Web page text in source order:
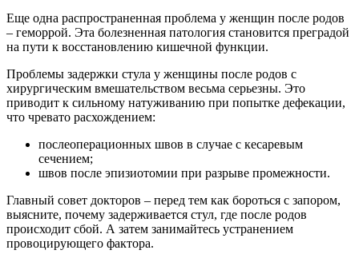
Еще одна распространенная проблема у женщин после родов
– геморрой. Эта болезненная патология становится преградой
на пути к восстановлению кишечной функции.
Проблемы задержки стула у женщины после родов с
хирургическим вмешательством весьма серьезны. Это
приводит к сильному натуживанию при попытке дефекации,
что чревато расхождением:
послеоперационных швов в случае с кесаревым
сечением;
швов после эпизиотомии при разрыве промежности.
Главный совет докторов – перед тем как бороться с запором,
выясните, почему задерживается стул, где после родов
происходит сбой. А затем занимайтесь устранением
провоцирующего фактора.